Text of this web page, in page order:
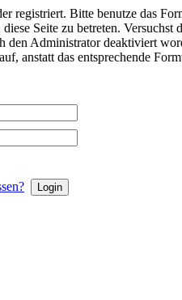
registriert. Bitte benutze das
Seite zu betreten.
den Administrator deaktiviert
anstatt das entsprechende